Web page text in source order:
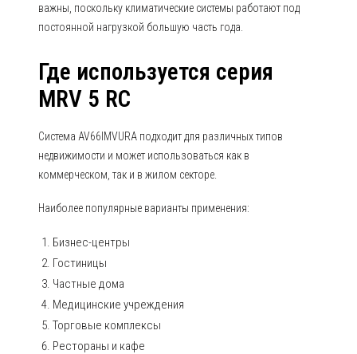
важны, поскольку климатические системы работают под
постоянной нагрузкой большую часть года.
Где используется серия
MRV 5 RC
Система AV66IMVURA подходит для различных типов
недвижимости и может использоваться как в
коммерческом, так и в жилом секторе.
Наиболее популярные варианты применения:
Бизнес-центры
Гостиницы
Частные дома
Медицинские учреждения
Торговые комплексы
Рестораны и кафе